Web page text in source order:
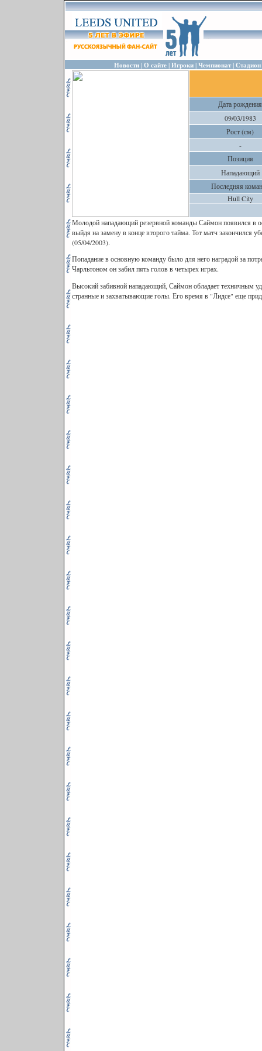
Новости | О сайте| Игроки| Чемпионат| Стадион
Дата рождения
09/03/1983
Рост (см)
-
Позиция
Нападающий
Последняя
Hull City
Молодой нападающий резервной команды Саймон появился в
выйдя на замену в конце второго тайма. Тот матч закончился
(05/04/2003).
Попадание в основную команду было для него наградой за
Чарльтоном он забил пять голов в четырех играх.
Высокий забивной нападающий, Саймон обладает техничным
странные и захватывающие голы. Его время в "Лидсе" еще